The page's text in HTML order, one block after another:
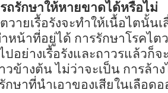
ถรักษาให้หายขาดได้หรือไม่
วายเรื้อรังจะทำให้เนื้อไตนั้
หน้าที่อยู่ได้ การรักษาโรคไต
ปอย่างเรื้อรังและถาวรแล้วก็
วข้างต้น ไม่ว่าจะเป็น การล้า
กษาที่นำเอาของเสียในเลือด